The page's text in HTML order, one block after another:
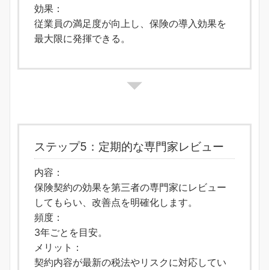
効果：
従業員の満足度が向上し、保険の導入効果を
最大限に発揮できる。
ステップ5：定期的な専門家レビュー
内容：
保険契約の効果を第三者の専門家にレビュー
してもらい、改善点を明確化します。
頻度：
3年ごとを目安。
メリット：
契約内容が最新の税法やリスクに対応してい